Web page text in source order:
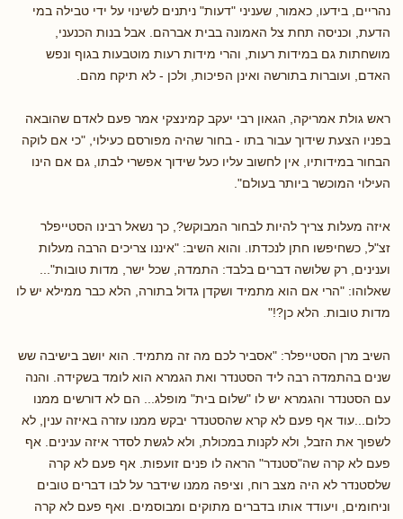
נהריים, בידעו, כאמור, שעניני "דעות" ניתנים לשינוי על ידי טבילה במי
הדעת, וכניסה תחת צל האמונה בבית אברהם. אבל בנות הכנעני,
מושחתות גם במידות רעות, והרי מידות רעות מוטבעות בגוף ונפש
האדם, ועוברות בתורשה ואינן הפיכות, ולכן - לא תיקח מהם.
ראש גולת אמריקה, הגאון רבי יעקב קמינצקי אמר פעם לאדם שהובאה
בפניו הצעת שידוך עבור בתו - בחור שהיה מפורסם כעילוי, "כי אם לוקה
הבחור במידותיו, אין לחשוב עליו כעל שידוך אפשרי לבתו, גם אם הינו
העילוי המוכשר ביותר בעולם".
איזה מעלות צריך להיות לבחור המבוקש?, כך נשאל רבינו הסטייפלר
זצ"ל, כשחיפשו חתן לנכדתו. והוא השיב: "איננו צריכים הרבה מעלות
וענינים, רק שלושה דברים בלבד: התמדה, שכל ישר, מדות טובות"...
שאלוהו: "הרי אם הוא מתמיד ושקדן גדול בתורה, הלא כבר ממילא יש לו
מדות טובות. הלא כן?!"
השיב מרן הסטייפלר: "אסביר לכם מה זה מתמיד. הוא יושב בישיבה שש
שנים בהתמדה רבה ליד הסטנדר ואת הגמרא הוא לומד בשקידה. והנה
עם הסטנדר והגמרא יש לו "שלום בית" מופלג... הם לא דורשים ממנו
כלום...עוד אף פעם לא קרא שהסטנדר יבקש ממנו עזרה באיזה ענין, לא
לשפוך את הזבל, ולא לקנות במכולת, ולא לגשת לסדר איזה ענינים. אף
פעם לא קרה שה"סטנדר" הראה לו פנים זועפות. אף פעם לא קרה
שלסטנדר לא היה מצב רוח, וציפה ממנו שידבר על לבו דברים טובים
וניחומים, ויעודד אותו בדברים מתוקים ומבוסמים. ואף פעם לא קרה